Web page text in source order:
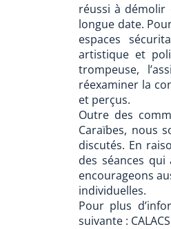
réussi à démolir
longue date.
espaces
artistique et
trompeuse,
réexaminer la
et perçus.
Outre des
Caraïbes, nous
discutés. En
des séances
encourageons
individuelles.
Pour plus
suivante :